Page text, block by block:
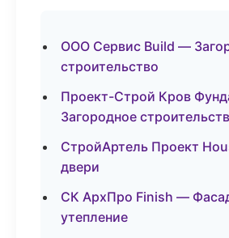
ООО Сервис Build —
строительство
Проект-Строй Кров
Загородное
СтройАртель Проект
двери
СК АрхПро Finish —
утепление